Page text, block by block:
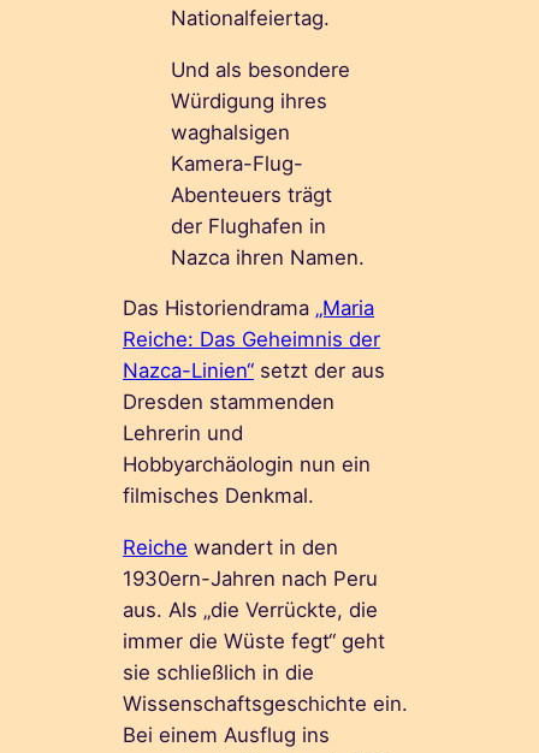
Nationalfeiertag.
Und als besondere
Würdigung ihres
waghalsigen
Kamera-Flug-
Abenteuers trägt
der Flughafen in
Nazca ihren Namen.
Das Historiendrama „Maria
Reiche: Das Geheimnis der
Nazca-Linien“ setzt der aus
Dresden stammenden
Lehrerin und
Hobbyarchäologin nun ein
filmisches Denkmal.
Reiche wandert in den
1930ern-Jahren nach Peru
aus. Als „die Verrückte, die
immer die Wüste fegt“ geht
sie schließlich in die
Wissenschaftsgeschichte ein.
Bei einem Ausflug ins